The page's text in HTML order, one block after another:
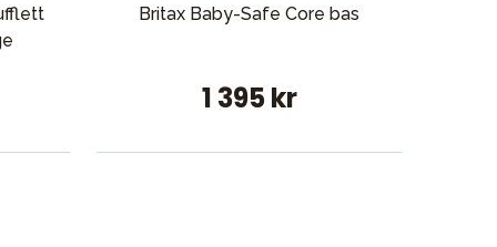
Britax Baby-Safe Core bas
1 395 kr